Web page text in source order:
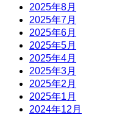
2025年8月
2025年7月
2025年6月
2025年5月
2025年4月
2025年3月
2025年2月
2025年1月
2024年12月